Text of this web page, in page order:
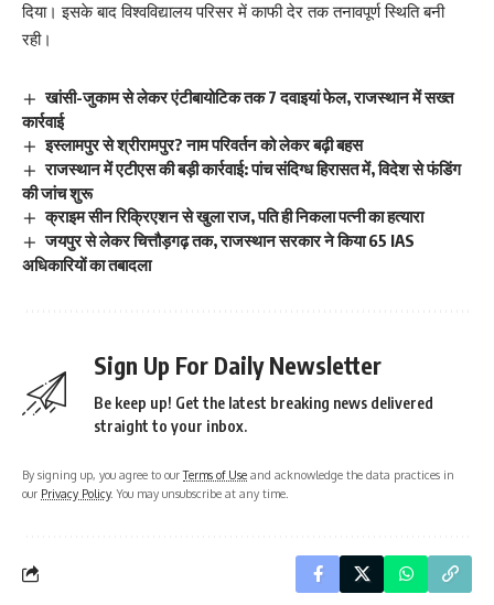
दिया। इसके बाद विश्वविद्यालय परिसर में काफी देर तक तनावपूर्ण स्थिति बनी
रही।
खांसी-जुकाम से लेकर एंटीबायोटिक तक 7 दवाइयां फेल, राजस्थान में सख्त
कार्रवाई
इस्लामपुर से श्रीरामपुर? नाम परिवर्तन को लेकर बढ़ी बहस
राजस्थान में एटीएस की बड़ी कार्रवाई: पांच संदिग्ध हिरासत में, विदेश से फंडिंग
की जांच शुरू
क्राइम सीन रिक्रिएशन से खुला राज, पति ही निकला पत्नी का हत्यारा
जयपुर से लेकर चित्तौड़गढ़ तक, राजस्थान सरकार ने किया 65 IAS
अधिकारियों का तबादला
Sign Up For Daily Newsletter
Be keep up! Get the latest breaking news delivered
straight to your inbox.
By signing up, you agree to ourTerms of Use and acknowledge the data practices in
our Privacy Policy. You may unsubscribe at any time.